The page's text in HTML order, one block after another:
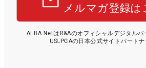
メルマガ登録は
ALBA NetはR&Aのオフィシャルデジタルパ
USLPGAの日本公式サイトパートナ